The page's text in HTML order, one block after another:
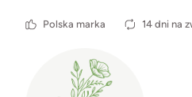
Polska marka 14 dni na